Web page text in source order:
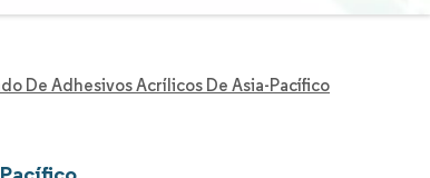
De Adhesivos Acrílicos De Asia-Pacífico